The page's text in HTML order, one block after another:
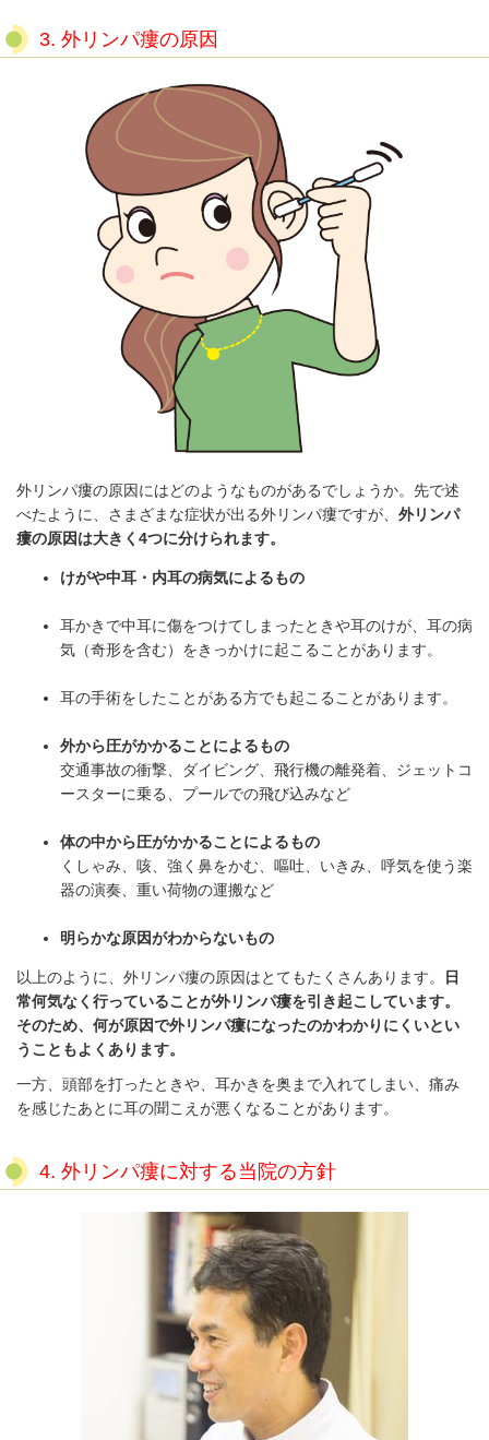
3. 外リンパ瘻の原因
外リンパ瘻の原因にはどのようなものがあるでしょうか。先で述
べたように、さまざまな症状が出る外リンパ瘻ですが、 外リンパ
瘻の原因は大きく4つに分けられます。
けがや中耳・内耳の病気によるもの
耳かきで中耳に傷をつけてしまったときや耳のけが、耳の病
気（奇形を含む）をきっかけに起こることがあります。
耳の手術をしたことがある方でも起こることがあります。
外から圧がかかることによるもの
交通事故の衝撃、ダイビング、飛行機の離発着、ジェットコ
ースターに乗る、プールでの飛び込みなど
体の中から圧がかかることによるもの
くしゃみ、咳、強く鼻をかむ、嘔吐、いきみ、呼気を使う楽
器の演奏、重い荷物の運搬など
明らかな原因がわからないもの
以上のように、外リンパ瘻の原因はとてもたくさんあります。
日
常何気なく行っていることが外リンパ瘻を引き起こしています。
そのため、何が原因で外リンパ瘻になったのかわかりにくいとい
うこともよくあります。
一方、頭部を打ったときや、耳かきを奥まで入れてしまい、痛み
を感じたあとに耳の聞こえが悪くなることがあります。
4. 外リンパ瘻に対する当院の方針